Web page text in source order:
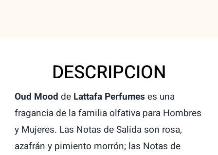
DESCRIPCION
Oud Mood de Lattafa Perfumes es una
fragancia de la familia olfativa para Hombres
y Mujeres. Las Notas de Salida son rosa,
azafrán y pimiento morrón; las Notas de